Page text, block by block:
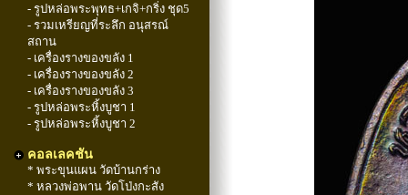
- รูปหล่อพระพุทธ+เกจิ+กริ่ง ชุด5
- รวมเหรียญที่ระลึก อนุสรณ์
สถาน
- เครื่องรางของขลัง 1
- เครื่องรางของขลัง 2
- เครื่องรางของขลัง 3
- รูปหล่อพระหิ้งบูชา 1
- รูปหล่อพระหิ้งบูชา 2
คอลเลคชัน
* พระขุนแผน วัดบ้านกร่าง
* หลวงพ่อพาน วัดโป่งกะสัง